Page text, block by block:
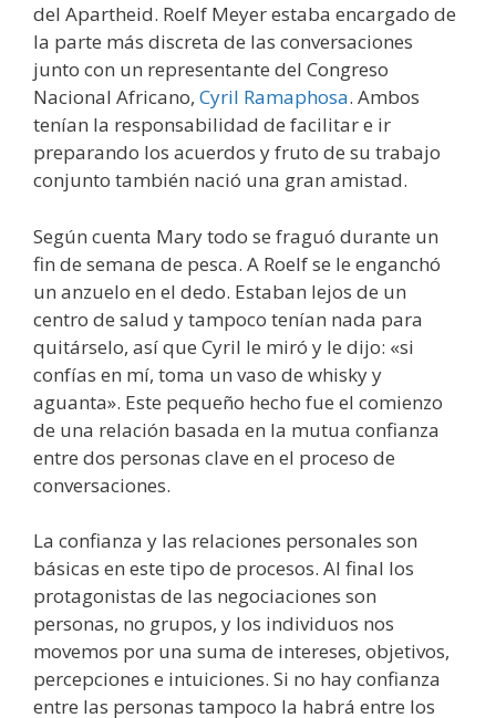
del Apartheid. Roelf Meyer estaba encargado de
la parte más discreta de las conversaciones
junto con un representante del Congreso
Nacional Africano, Cyril Ramaphosa. Ambos
tenían la responsabilidad de facilitar e ir
preparando los acuerdos y fruto de su trabajo
conjunto también nació una gran amistad.
Según cuenta Mary todo se fraguó durante un
fin de semana de pesca. A Roelf se le enganchó
un anzuelo en el dedo. Estaban lejos de un
centro de salud y tampoco tenían nada para
quitárselo, así que Cyril le miró y le dijo: «si
confías en mí, toma un vaso de whisky y
aguanta». Este pequeño hecho fue el comienzo
de una relación basada en la mutua confianza
entre dos personas clave en el proceso de
conversaciones.
La confianza y las relaciones personales son
básicas en este tipo de procesos. Al final los
protagonistas de las negociaciones son
personas, no grupos, y los individuos nos
movemos por una suma de intereses, objetivos,
percepciones e intuiciones. Si no hay confianza
entre las personas tampoco la habrá entre los